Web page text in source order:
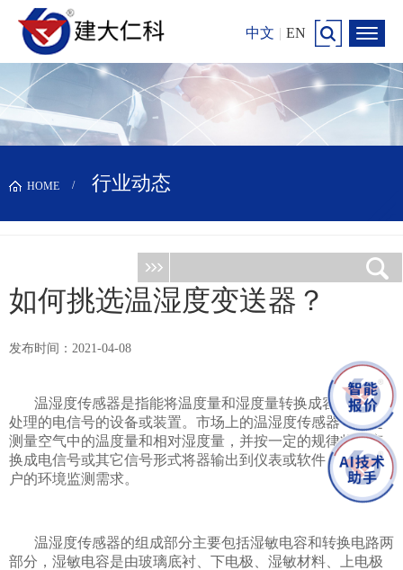
中文 | EN
HOME 行业动态
如何挑选温湿度变送器？
发布时间：2021-04-08
温湿度传感器是指能将温度量和湿度量转换成容易被测量
处理的电信号的设备或装置。市场上的温湿度传感器一般是
测量空气中的温度量和相对湿度量，并按一定的规律将其变
换成电信号或其它信号形式将器输出到仪表或软件，满足用
户的环境监测需求。
温湿度传感器的组成部分主要包括湿敏电容和转换电路两
部分，湿敏电容是由玻璃底衬、下电极、湿敏材料、上电极